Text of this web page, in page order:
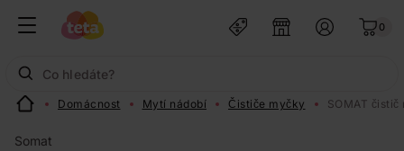
0
Domácnost Mytí nádobí Čističe myčky SOMAT
Somat